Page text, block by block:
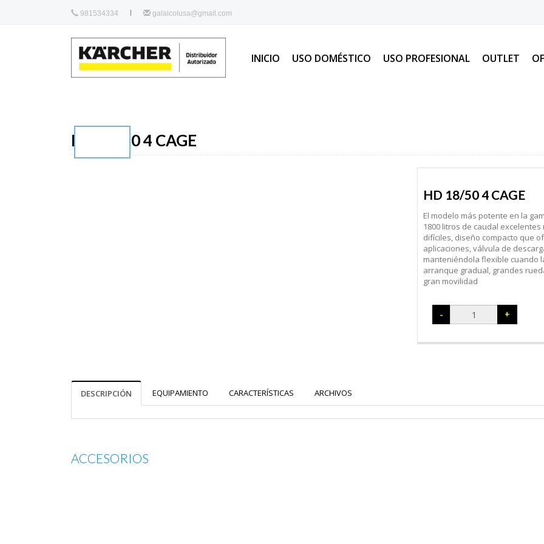
981534334 galaicolusa@gmail.com
INICIO USO DOMÉSTICO USO PROFESIONAL OUTLET
HD 18/50 4 CAGE
HD 18/50 4 CAGE
El modelo más potente en la
1800 litros de caudal
difíciles, diseño compacto que
aplicaciones, válvula de
manteniéndola flexible cuando
arranque gradual, grandes
gran movilidad
- +
DESCRIPCIÓN EQUIPAMIENTO CARACTERÍSTICAS ARCHIVOS
ACCESORIOS